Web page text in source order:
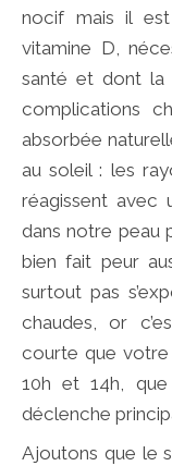
nocif mais il
vitamine D,
santé et dont la
complications
absorbée
au soleil : les
réagissent avec
dans notre peau
bien fait peur
surtout pas
chaudes, or
courte que votre
10h et 14h,
déclenche
Ajoutons que le